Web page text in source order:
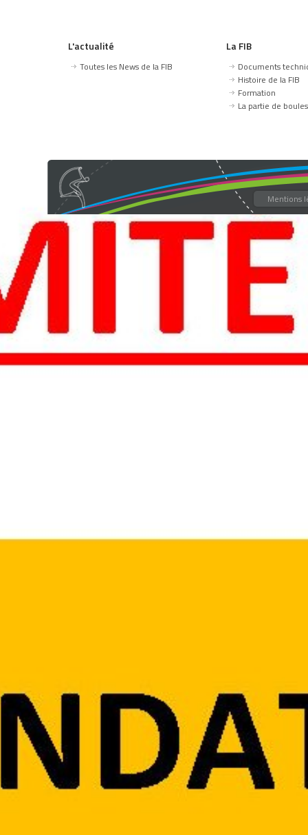
L'actualité
Toutes les News de la FIB
La FIB
Documents
Histoire de la FIB
Formation
La partie de boules
Mentions